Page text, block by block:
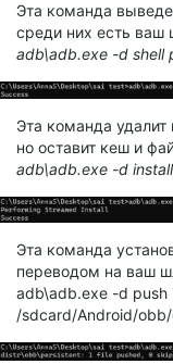
Эта команда
среди них есть ваш
adb\adb.exe -d shell
Эта команда удалит
но оставит кеш и
adb\adb.exe -d
Эта команда
переводом на ваш
adb\adb.exe -d
/sdcard/Android/